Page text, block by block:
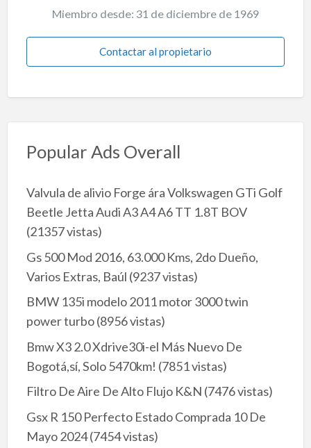
Miembro desde: 31 de diciembre de 1969
Contactar al propietario
Popular Ads Overall
Valvula de alivio Forge ára Volkswagen GTi Golf
Beetle Jetta Audi A3 A4 A6 TT 1.8T BOV
(21357 vistas)
Gs 500 Mod 2016, 63.000 Kms, 2do Dueño,
Varios Extras, Baúl (9237 vistas)
BMW 135i modelo 2011 motor 3000 twin
power turbo(8956 vistas)
Bmw X3 2.0 Xdrive30i-el Más Nuevo De
Bogotá,sí, Solo 5470km! (7851 vistas)
Filtro De Aire De Alto Flujo K&N (7476 vistas)
Gsx R 150 Perfecto Estado Comprada 10 De
Mayo 2024(7454 vistas)